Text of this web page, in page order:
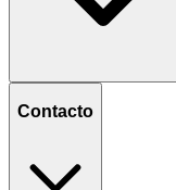
Contacto